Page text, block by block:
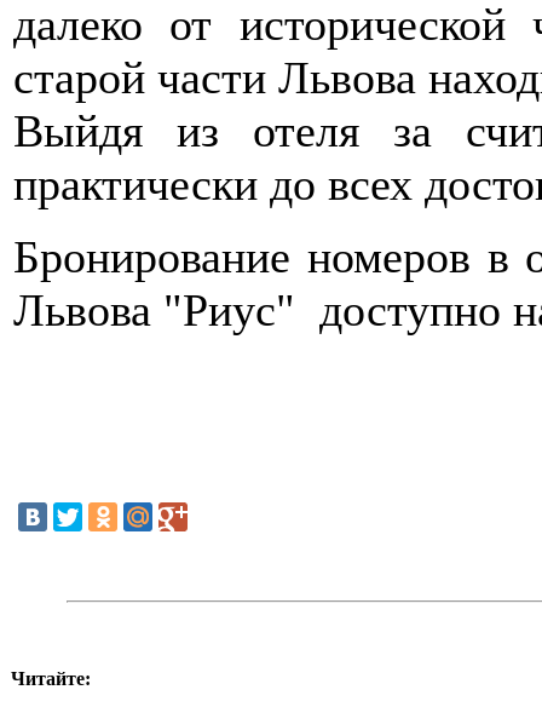
далеко от
старой части Львова
Выйдя из отеля за
практически до всех
Бронирование номеров
Львова "Риус" доступно
Читайте: